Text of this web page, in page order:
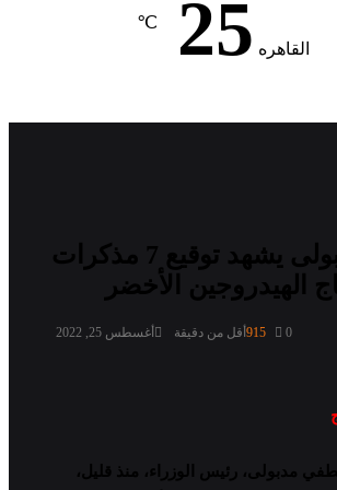
القاهره 25
℃
عاجل: مدبولى يشهد توقيع 7 مذكرات
الهيدروجين الأخضر
أغسطس 25, 2022 0
915 أقل من دقيقة
مدبولى، رئيس الوزراء، منذ قليل،